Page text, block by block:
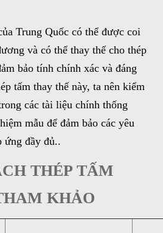
Trung Quốc có thể được coi
và có thể thay thế cho thép
bảo tính chính xác và đáng
tấm thay thế này, ta nên kiểm
các tài liệu chính thống
mẫu để đảm bảo các yêu
ứng đầy đủ..
THÉP TẤM
KHẢO